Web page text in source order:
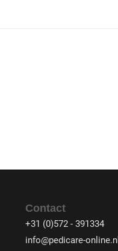
Contact
+31 (0)572 - 391334
info@pedicare-online.nl